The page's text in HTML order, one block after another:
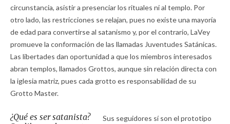
circunstancia, asistir a presenciar los rituales ni al templo. Por
otro lado, las restricciones se relajan, pues no existe una mayoría
de edad para convertirse al satanismo y, por el contrario, LaVey
promueve la conformación de las llamadas Juventudes Satánicas.
Las libertades dan oportunidad a que los miembros interesados
abran templos, llamados Grottos, aunque sin relación directa con
la iglesia matriz, pues cada grotto es responsabilidad de su
Grotto Master.
¿Qué es ser satanista?
Sus seguidores sí son el prototipo